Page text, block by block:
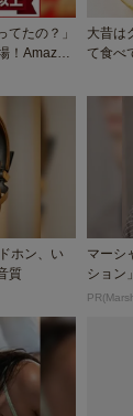
てたの？」
！Amazon
大昔は
て食べ
ホン、い
質
マーシ
ション